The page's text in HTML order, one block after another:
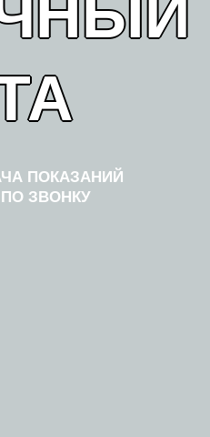
ПОКАЗАНИЙ
ЗВОНКУ